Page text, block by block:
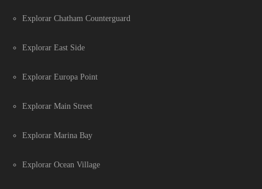
Explorar Chatham Counterguard
Explorar East Side
Explorar Europa Point
Explorar Main Street
Explorar Marina Bay
Explorar Ocean Village